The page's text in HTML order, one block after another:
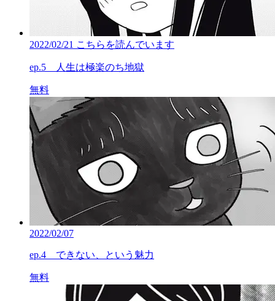
2022/02/21 こちらを読んでいます
ep.5 人生は極楽のち地獄
無料
2022/02/07
ep.4 できない、という魅力
無料